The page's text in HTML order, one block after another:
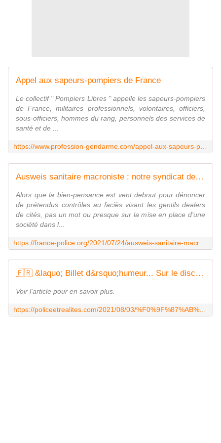
Appel aux sapeurs-pompiers de France
Le collectif " Pompiers Libres " appelle les sapeurs-pompiers
de France, militaires professionnels, volontaires, officiers,
sous-officiers, hommes du rang, personnels des services de
santé et de ...
Ausweis sanitaire macroniste : notre syndicat de police invite nos collègues à ne pas faire de zèle dans le cadre du contrôle des fameux pass sanitaires..
Alors que la bien-pensance est vent debout pour dénoncer
de prétendus contrôles au faciès visant les gentils dealers
de cités, pas un mot ou presque sur la mise en place d'une
société dans l...
🇫🇷 &laquo; Billet d&rsquo;humeur... Sur le discernement &raquo; par l&rsquo;Union des Policiers Nationaux Indépendants
Voir l'article pour en savoir plus.